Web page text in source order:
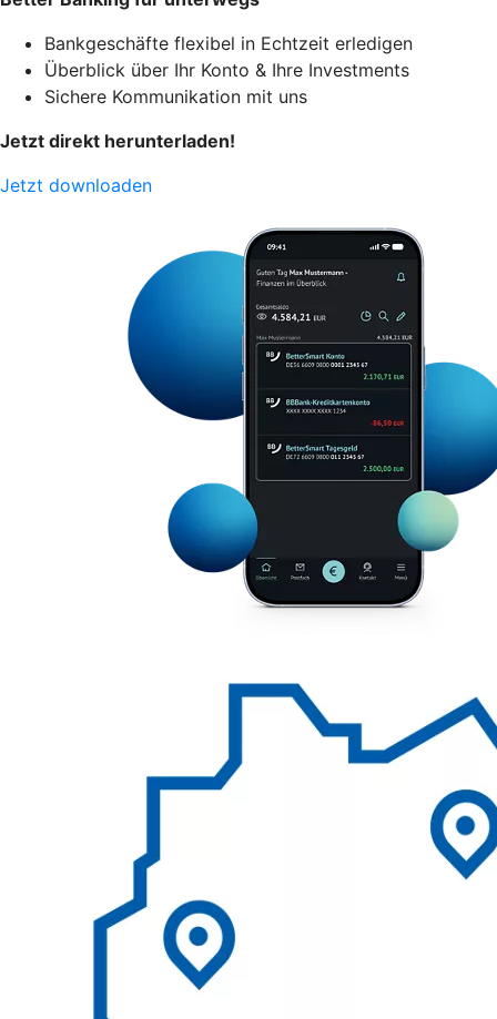
Bankgeschäfte flexibel in Echtzeit erledigen
Überblick über Ihr Konto & Ihre Investments
Sichere Kommunikation mit uns
Jetzt direkt herunterladen!
Jetzt downloaden